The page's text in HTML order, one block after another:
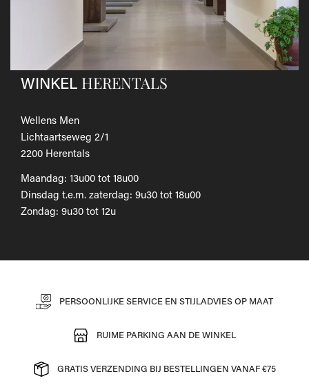
Als je het wilt omruilen voor een ander artikel, dien je een
nieuwe bestelling te plaatsen.
Voor onze uitgebreide beleid betreffende verzenden en
retourneren, raadpleeg onze Veelgestelde vragen
WINKEL HERENTALS
Wellens Men
Lichtaartseweg 2/1
2200 Herentals
Maandag: 13u00 tot 18u00
Dinsdag t.e.m. zaterdag: 9u30 tot 18u00
Zondag: 9u30 tot 12u
PERSOONLIJKE SERVICE EN STIJLADVIES OP MAAT
RUIME PARKING AAN DE WINKEL
GRATIS VERZENDING BIJ BESTELLINGEN VANAF €75